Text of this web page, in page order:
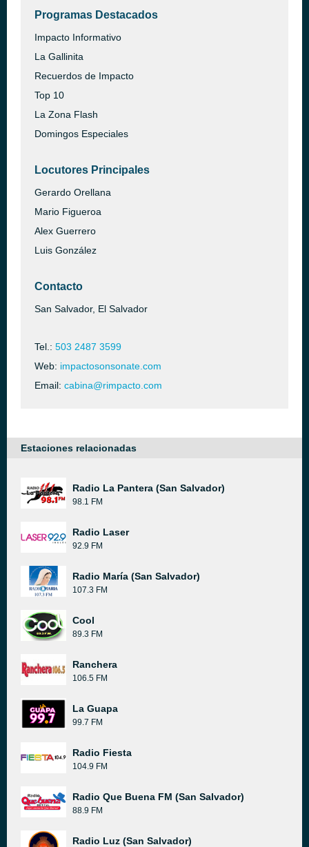
Programas Destacados
Impacto Informativo
La Gallinita
Recuerdos de Impacto
Top 10
La Zona Flash
Domingos Especiales
Locutores Principales
Gerardo Orellana
Mario Figueroa
Alex Guerrero
Luis González
Contacto
San Salvador, El Salvador
Tel.: 503 2487 3599
Web: impactosonsonate.com
Email: cabina@rimpacto.com
Estaciones relacionadas
Radio La Pantera (San Salvador)
98.1 FM
Radio Laser
92.9 FM
Radio María (San Salvador)
107.3 FM
Cool
89.3 FM
Ranchera
106.5 FM
La Guapa
99.7 FM
Radio Fiesta
104.9 FM
Radio Que Buena FM (San Salvador)
88.9 FM
Radio Luz (San Salvador)